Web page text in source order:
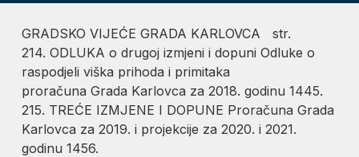
GRADSKO VIJEĆE GRADA KARLOVCA str.
214. ODLUKA o drugoj izmjeni i dopuni Odluke o
raspodjeli viška prihoda i primitaka
proračuna Grada Karlovca za 2018. godinu 1445.
215. TREĆE IZMJENE I DOPUNE Proračuna Grada
Karlovca za 2019. i projekcije za 2020. i 2021.
godinu 1456.